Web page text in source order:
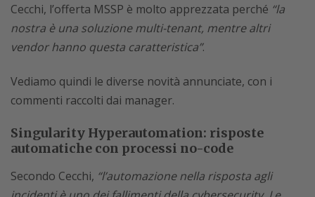
Cecchi, l’offerta MSSP è molto apprezzata perché “la
nostra è una soluzione multi-tenant, mentre altri
vendor hanno questa caratteristica”.
Vediamo quindi le diverse novità annunciate, con i
commenti raccolti dai manager.
Singularity Hyperautomation: risposte
automatiche con processi no-code
Secondo Cecchi, “l’automazione nella risposta agli